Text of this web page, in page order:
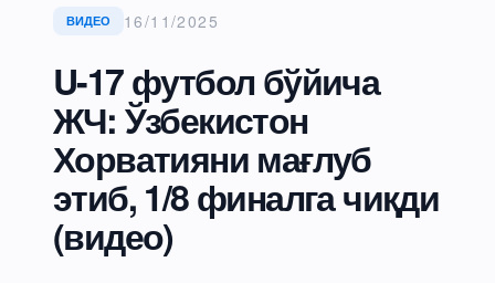
ВИДЕО 16/11/2025
U-17 футбол бўйича
ЖЧ: Ўзбекистон
Хорватияни мағлуб
этиб, 1/8 финалга чиқди
(видео)